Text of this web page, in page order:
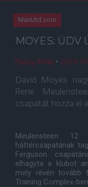
ManUtd.com
MOYES: ÜDV
Balog Attila • 2014.
David Moyes
Rene
csapatát hozza el
Meulensteen
háttércsapatának
Ferguson
elhagyta a klubot
mely révén tovább
Training Complex-